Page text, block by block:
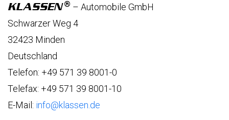
KLASSEN
HÄNDLER
FINDEN
О
НАС
VIP
ПЕРЕВОЗКИ
МОБИЛЬНЫЙ
В
АВТОМОБИЛЕ
АВТОМОБИЛИ
KLASSEN
– Automobile GmbH
Schwarzer Weg 4
32423 Minden
Deutschland
Telefon: +49 571 39 8001-0
Telefax: +49 571 39 8001-10
E-Mail: info@klassen.de